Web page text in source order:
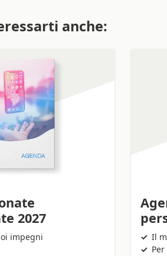
anche:
2027
impegni
Il